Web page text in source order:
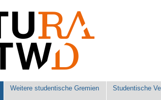
Weitere studentische Gremien Studentische